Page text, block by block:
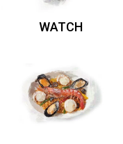
WATCH